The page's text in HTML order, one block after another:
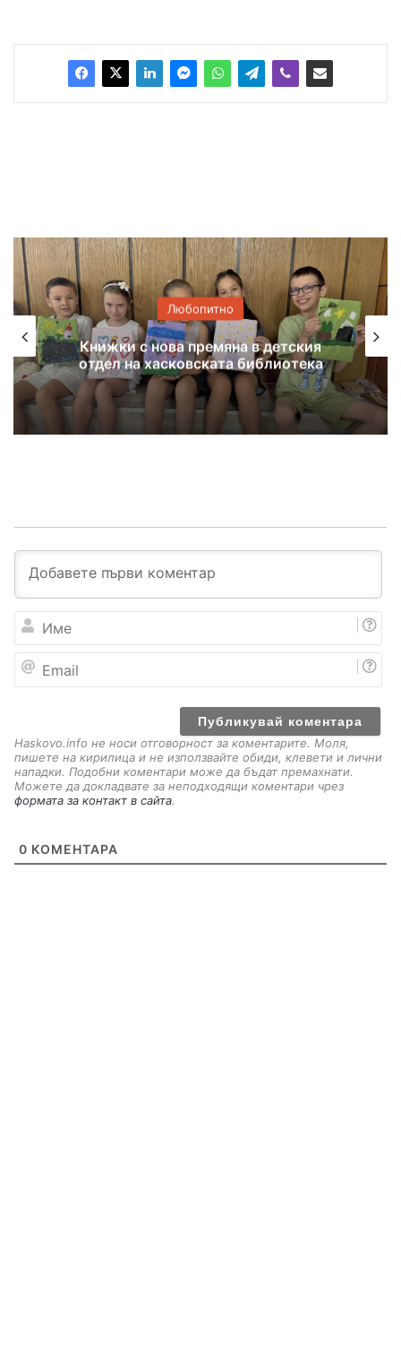
Любопитно
Книжки с нова премяна в детския
отдел на хасковската библиотека
е
a
Haskovo.info не носи отговорност за коментарите. Моля,
пишете на кирилица и не използвайте обиди, клевети и лични
нападки. Подобни коментари може да бъдат премахнати.
Можете да докладвате за неподходящи коментари чрез
формата за контакт в сайта.
0 КОМЕНТАРА